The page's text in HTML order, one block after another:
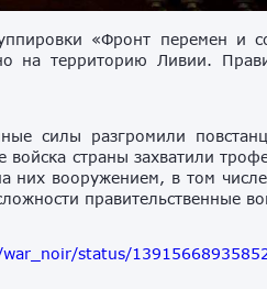
«Фронт перемен и
на территорию Ливии.
силы разгромили
войска страны захватили
них вооружением, в том
правительственные
status/